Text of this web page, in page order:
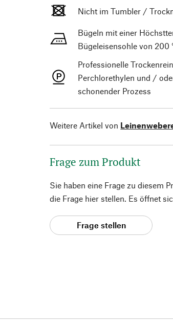
Nicht im Tumbler /
Bügeln mit einer
Bügeleisensohle von 200
Professionelle
Perchlorethylen und /
schonender Prozess
Weitere Artikel von
Frage zum Produkt
Sie haben eine Frage zu diesem
die Frage hier stellen. Es öffnet
Frage stellen